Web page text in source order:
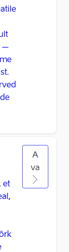
–
et
A
va